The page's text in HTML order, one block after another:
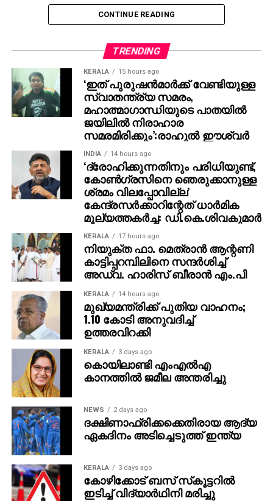
ജീവനക്കാരുമായി സംഘര്‍ഷം ശക്തമായി. പ്രതികളുടെ
സംഘം ആദ്യം ബാറില്‍ നിന്ന് പുറത്തുപോയെങ്കിലും,
വടിവാളുമായി തിരികെ എത്തി. തുടര്‍ന്ന് ബാര്‍
ജീവനക്കാര്‍ക്ക് മര്‍ദനമേല്‍ക്കുകയും അക്രമം
ആവര്‍ത്തിച്ച് അഞ്ചുതവണ വരെ തിരിച്ചെത്തി
ആക്രമണം നടത്തിയതായും ബാര്‍ ഉടമ നല്‍കിയ
പരാതിയില്‍ പറയുന്നു. വിദ്യാഭ്യാസ
ആവശ്യങ്ങള്‍ക്കായി എറണാകുളത്ത് എത്തിയവരാണ്
പ്രതികളെന്ന് പൊലീസ് കണ്ടെത്തിയിട്ടുണ്ട്.
സംഭവത്തില്‍ അലീനയുടെ കൈക്ക് പരുക്കേല്‍ക്കുകയും
ചെയ്തു.
CONTINUE READING
TRENDING
KERALA 15 hours ago
‘ഇത് പുരുഷന്‍മാര്‍ക്ക് വേണ്ടിയുള്ള
സ്വാതന്ത്ര്യ സമരം,
മഹാത്മാഗാന്ധിയുടെ പാതയില്‍
ജയിലില്‍ നിരാഹാര
സമരമിരിക്കും’:രാഹുല്‍ ഈശ്വര്‍
INDIA 14 hours ago
‘ദ്രോഹിക്കുന്നതിനും പരിധിയുണ്ട്,
കോണ്‍ഗ്രസിനെ ഞെരുക്കാനുള്ള
ശ്രമം വിലപ്പോവില്ല’
കേന്ദ്രസര്‍ക്കാറിന്റേത് ധാര്‍മിക
മൂല്യത്തകര്‍ച്ച: ഡി.കെ.ശിവകുമാര്‍
KERALA 17 hours ago
നിയുക്ത ഫാ. മെത്രാന്‍ ആന്റണി
കാട്ടിപ്പറമ്പിലിനെ സന്ദര്‍ശിച്ച്
അഡ്വ. ഹാരിസ് ബീരാന്‍ എം.പി
KERALA 14 hours ago
മുഖ്യമന്ത്രിക്ക് പുതിയ വാഹനം;
1.10 കോടി അനുവദിച്ച്
ഉത്തരവിറക്കി
KERALA 3 days ago
കൊയിലാണ്ടി എംഎല്‍എ
കാനത്തില്‍ ജമീല അന്തരിച്ചു
NEWS 2 days ago
ദക്ഷിണാഫ്രിക്കക്കെതിരായ ആദ്യ
ഏകദിനം അടിച്ചെടുത്ത് ഇന്ത്യ
KERALA 3 days ago
കോഴിക്കോട് ബസ് സ്‌കൂട്ടറില്‍
ഇടിച്ച് വിദ്യാര്‍ഥിനി മരിച്ചു